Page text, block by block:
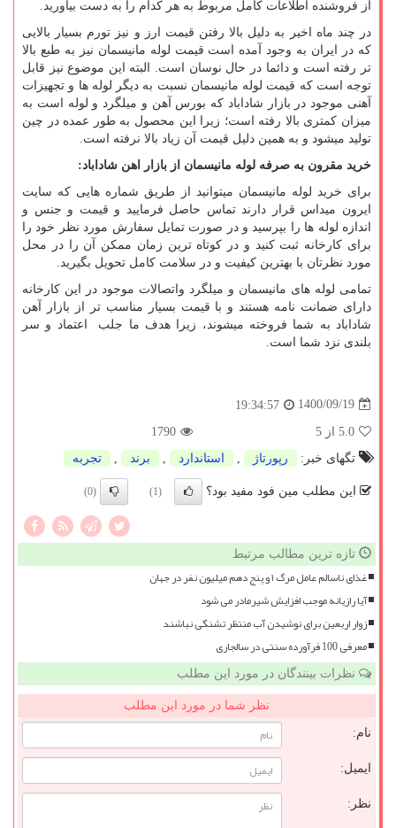
از فروشنده اطلاعات کامل مربوط به هر کدام را به دست بیاورید.
در چند ماه اخیر به دلیل بالا رفتن قیمت ارز و نیز تورم بسیار بالایی
که در ایران به وجود آمده است قیمت لوله مانیسمان نیز به طبع بالا
تر رفته است و دائما در حال نوسان است. البته این موضوع نیز قابل
توجه است که قیمت لوله مانیسمان نسبت به دیگر لوله ها و تجهیزات
آهنی موجود در بازار شاداباد که بورس آهن و میلگرد و لوله است به
میزان کمتری بالا رفته است؛ زیرا این محصول به ‌طور عمده در چین
تولید میشود و به همین دلیل قیمت آن زیاد بالا نرفته است.
خرید مقرون به صرفه لوله مانیسمان از بازار اهن شاداباد:
برای خرید لوله مانیسمان میتوانید از طریق شماره هایی که سایت
ایرون میداس قرار دارند تماس حاصل فرمایید و قیمت و جنس و
اندازه لوله ها را بپرسید و در صورت تمایل سفارش مورد نظر خود را
برای کارخانه ثبت کنید و در کوتاه ترین زمان ممکن آن را در محل
مورد نظرتان با بهترین کیفیت و در سلامت کامل تحویل بگیرید.
تمامی لوله های مانیسمان و میلگرد واتصالات موجود در این کارخانه
دارای ضمانت نامه هستند و با قیمت بسیار مناسب تر از بازار آهن
شاداباد به شما فروخته میشوند، زیرا هدف ما جلب اعتماد و سر
بلندی نزد شما است.
1400/09/19
19:34:57
5.0 از 5
1790
تگهای خبر:
رپورتاژ استاندارد برند تجربه
این مطلب مین فود مفید بود؟ (1)
(0)
تازه ترین مطالب مرتبط
غذای ناسالم عامل مرگ ۱ و پنج دهم میلیون نفر در جهان
آیا رازیانه موجب افزایش شیرمادر می شود
زوار اربعین برای نوشیدن آب منتظر تشنگی نباشند
معرفی 100 فرآورده سنتی در سالجاری
نظرات بینندگان در مورد این مطلب
نظر شما در مورد این مطلب
نام:
ایمیل:
نظر: